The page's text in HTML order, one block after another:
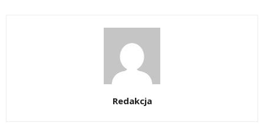
Redakcja